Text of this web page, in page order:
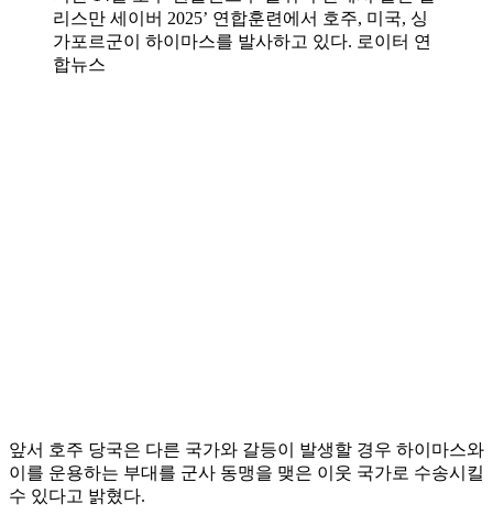
리스만 세이버 2025’ 연합훈련에서 호주, 미국, 싱
가포르군이 하이마스를 발사하고 있다. 로이터 연
합뉴스
앞서 호주 당국은 다른 국가와 갈등이 발생할 경우 하이마스와
이를 운용하는 부대를 군사 동맹을 맺은 이웃 국가로 수송시킬
수 있다고 밝혔다.